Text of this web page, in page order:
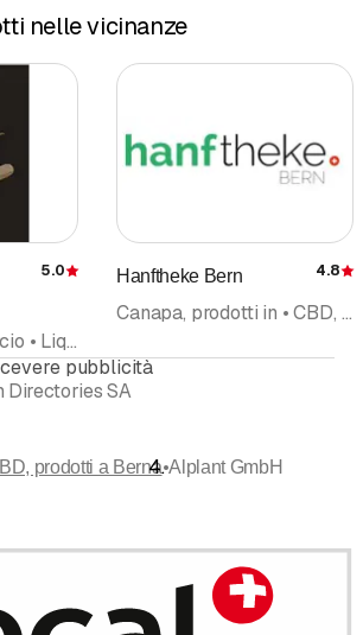
nelle vicinanze
Recensione
5.0
Tabacchi, commercio • Liquori • CBD, prodotti • Shisha • Sigari • Fumatori, articoli
Hanftheke Bern 4.8
Canapa, prodotti in • CBD, prodotti • Farmacia • Drogheria • Cosmetica naturale • Naturopatia • Terapie naturali/Naturopatia • Online Shopping
pubblicità
Directories SA
prodotti a Berna•Alplant GmbH